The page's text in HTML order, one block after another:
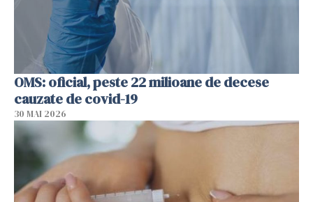
OMS: oficial, peste 22 milioane de decese
cauzate de covid-19
30 MAI 2026